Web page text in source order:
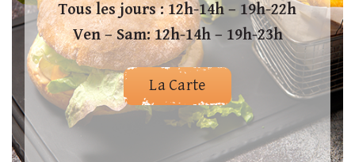
Tous les jours : 12h-14h – 19h-22h
Ven – Sam: 12h-14h – 19h-23h
La Carte